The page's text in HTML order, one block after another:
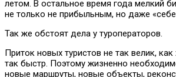
летом. В остальное время года мелкий
не только не прибыльным, но даже
Так же обстоят дела у туроператоров.
Приток новых туристов не так велик,
так быстр. Поэтому жизненно
новые маршруты, новые объекты,